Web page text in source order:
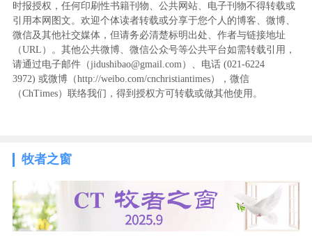
时报授权，任何印刷性书籍刊物、公共网站、电子刊物不得转载或
引用本网图文。欢迎个体读者转载或分享于您个人的博客、微博、
微信及其他社交媒体，但请务必清楚标明出处、作者与链接地址
（URL）。其他公共微博、微信公众号等公共平台如需转载引用，
请通过电子邮件（jidushibao@gmail.com）、电话 (021-6224
3972) ‬或微博（http://weibo.com/cnchristiantimes），微信
（ChTimes）联络我们，得到授权方可转载或做其他使用。
牧者之窗